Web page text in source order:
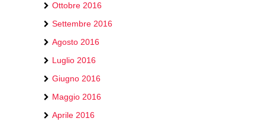
Ottobre 2016
Settembre 2016
Agosto 2016
Luglio 2016
Giugno 2016
Maggio 2016
Aprile 2016